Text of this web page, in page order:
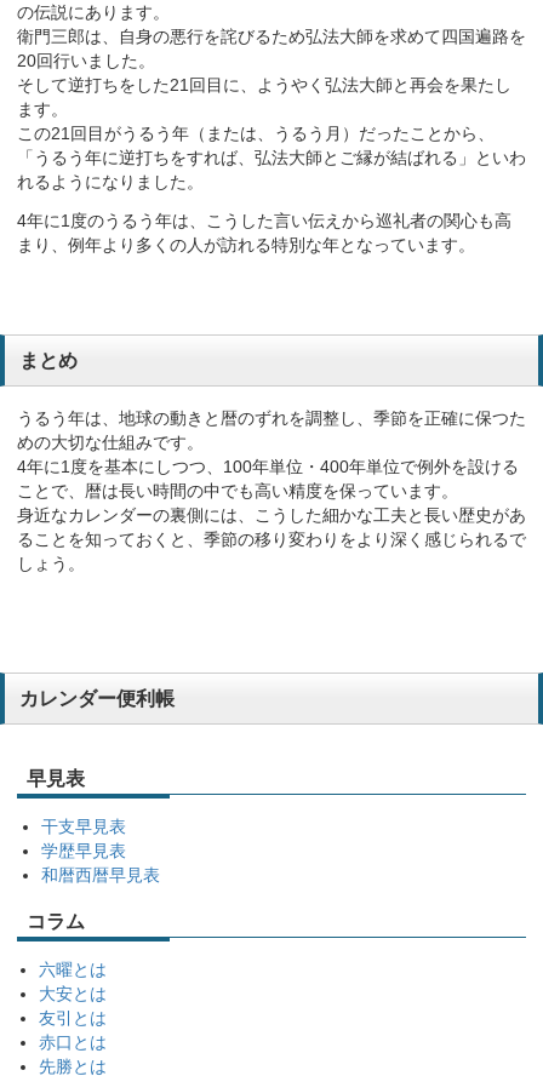
の伝説にあります。
衛門三郎は、自身の悪行を詫びるため弘法大師を求めて四国遍路を
20回行いました。
そして逆打ちをした21回目に、ようやく弘法大師と再会を果たし
ます。
この21回目がうるう年（または、うるう月）だったことから、
「うるう年に逆打ちをすれば、弘法大師とご縁が結ばれる」といわ
れるようになりました。
4年に1度のうるう年は、こうした言い伝えから巡礼者の関心も高
まり、例年より多くの人が訪れる特別な年となっています。
まとめ
うるう年は、地球の動きと暦のずれを調整し、季節を正確に保つた
めの大切な仕組みです。
4年に1度を基本にしつつ、100年単位・400年単位で例外を設ける
ことで、暦は長い時間の中でも高い精度を保っています。
身近なカレンダーの裏側には、こうした細かな工夫と長い歴史があ
ることを知っておくと、季節の移り変わりをより深く感じられるで
しょう。
カレンダー便利帳
早見表
干支早見表
学歴早見表
和暦西暦早見表
コラム
六曜とは
大安とは
友引とは
赤口とは
先勝とは